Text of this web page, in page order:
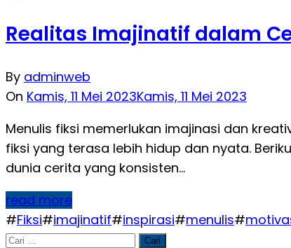
Realitas Imajinatif dalam
By adminweb
On Kamis, 11 Mei 2023Kamis, 11 Mei 2023
Menulis fiksi memerlukan imajinasi dan
fiksi yang terasa lebih hidup dan nyata.
dunia cerita yang konsisten…
read more
#Fiksi#imajinatif#inspirasi#menulis#
Cari